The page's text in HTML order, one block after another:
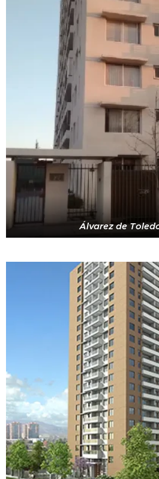
Álvarez de